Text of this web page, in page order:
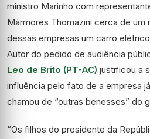
ministro Marinho com
Mármores Thomazini cerca de
dessas empresas um carro
Autor do pedido de audiência
Leo de Brito (PT-AC) justificou a
influência pelo fato de a empresa
chamou de “outras benesses” do
“Os filhos do presidente da